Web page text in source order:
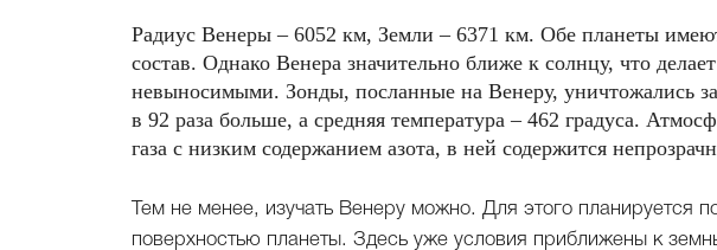
Радиус Венеры – 6052 км, Земли – 6371 км. Обе планеты
состав. Однако Венера значительно ближе к солнцу, что
невыносимыми. Зонды, посланные на Венеру, уничтожались
в 92 раза больше, а средняя температура – 462 градуса.
газа с низким содержанием азота, в ней содержится
Тем не менее, изучать Венеру можно. Для этого планируется
поверхностью планеты. Здесь уже условия приближены к